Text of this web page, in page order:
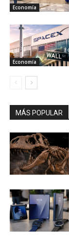
Economía
Economía
MÁS POPULAR